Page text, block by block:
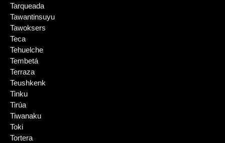
Tarqueada
Tawantinsuyu
Tawoksers
Teca
Tehuelche
Tembetá
Terraza
Teushkenk
Tinku
Tirúa
Tiwanaku
Toki
Tortera